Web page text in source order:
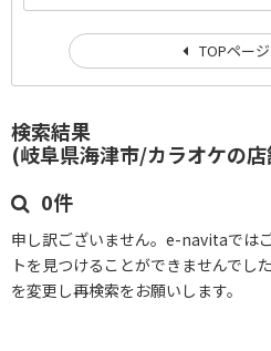
検索結果
(岐阜県海津市/カラオケの店
0件
申し訳ございません。e-navitaでは
トを見つけることができませんでし
を変更し再検索をお願いします。
TOPペー